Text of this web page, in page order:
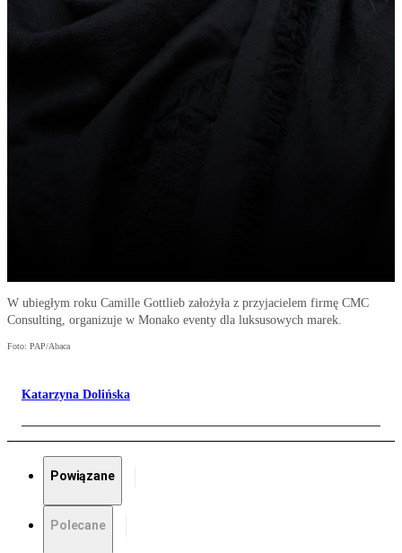
W ubiegłym roku Camille Gottlieb założyła z przyjacielem firmę CMC
Consulting, organizuje w Monako eventy dla luksusowych marek.
Foto: PAP/Abaca
Katarzyna Dolińska
Powiązane
Polecane